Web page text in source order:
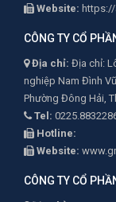
Website:
CÔNG TY CỔ
Địa chỉ: Địa chỉ:
nghiệp Nam Đình
Phường Đông Hải,
Tel:
Hotline:
Website:
CÔNG TY CỔ